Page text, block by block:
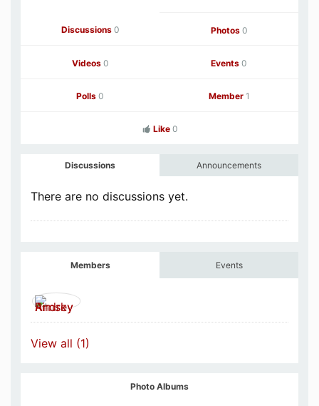
Discussions 0 Photos 0
Videos 0 Events 0
Polls 0 Member 1
Like 0
Discussions Announcements
There are no discussions yet.
Members Events
View all (1)
Photo Albums